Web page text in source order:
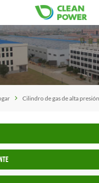
Cilindro de gas de alta